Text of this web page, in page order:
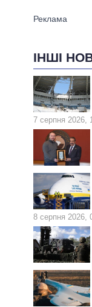
ІНШІ
7 серпня 2026,
8 серпня 2026,